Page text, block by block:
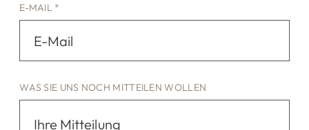
E-MAIL *
WAS SIE UNS NOCH MITTEILEN WOLLEN